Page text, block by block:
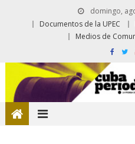
domingo,
Documentos de la UPEC
Medios de